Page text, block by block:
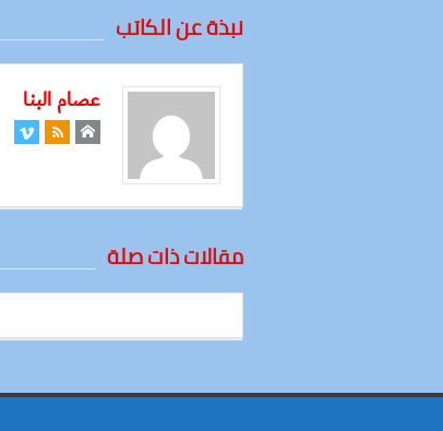
نبذة عن الكاتب
عصام البنا
مقالات ذات صلة